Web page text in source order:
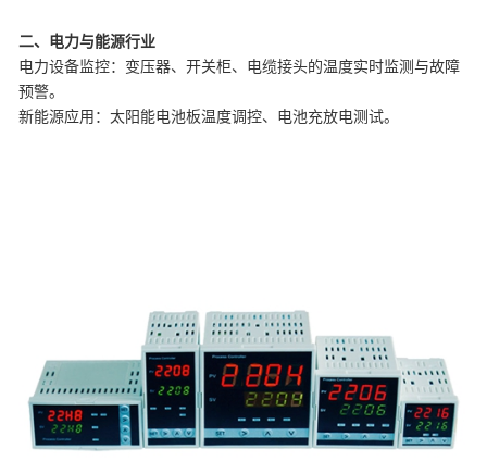
二、电力与能源行业
‌电力设备监控‌：变压器、开关柜、电缆接头的温度实时监测与故障
预警。
‌新能源应用‌：太阳能电池板温度调控、电池充放电测试。